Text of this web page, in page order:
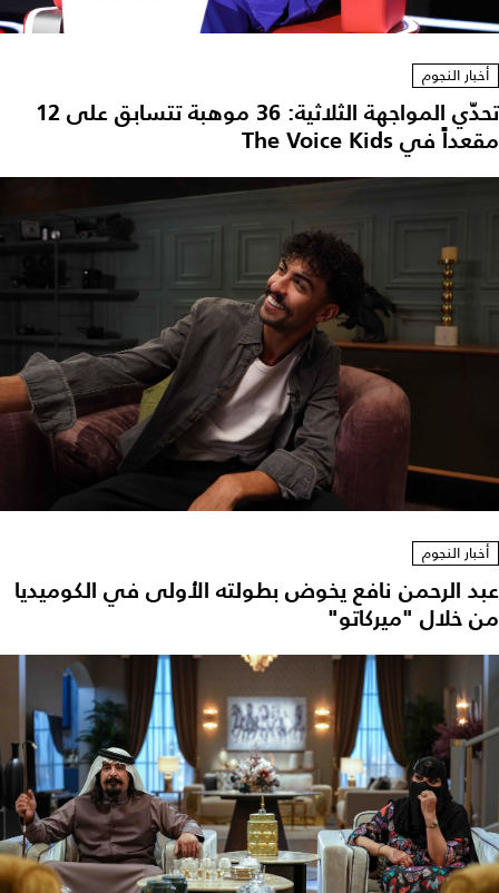
أخبار النجوم
تحدّي المواجهة الثلاثية: 36 موهبة تتسابق على 12
مقعداً في The Voice Kids
أخبار النجوم
عبد الرحمن نافع يخوض بطولته الأولى في الكوميديا
من خلال "ميركاتو"